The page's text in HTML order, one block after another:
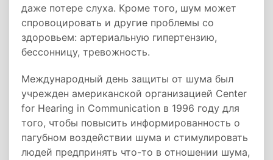
даже потере слуха. Кроме того, шум может
спровоцировать и другие проблемы со
здоровьем: артериальную гипертензию,
бессонницу, тревожность.
Международный день защиты от шума был
учрежден американской организацией Center
for Hearing in Communication в 1996 году для
того, чтобы повысить информированность о
пагубном воздействии шума и стимулировать
людей предпринять что-то в отношении шума,